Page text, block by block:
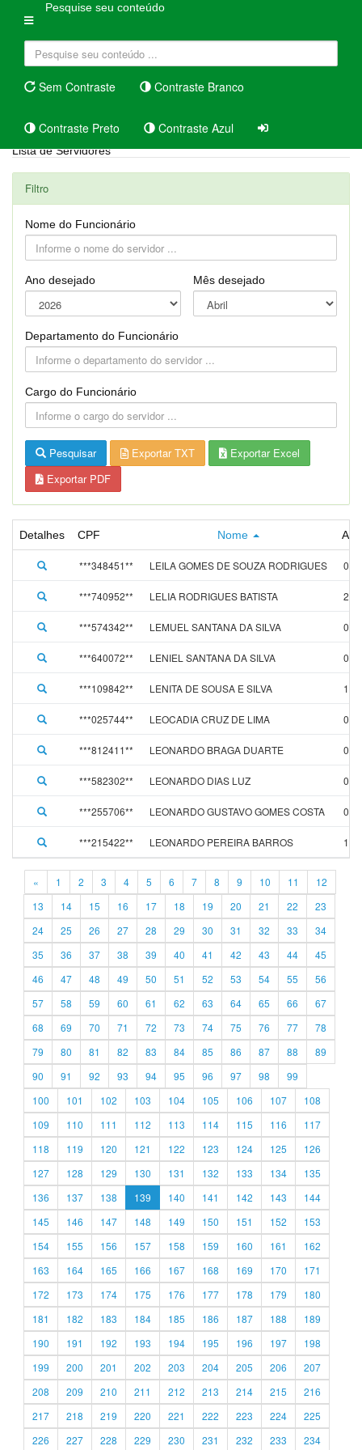
Pesquise seu conteúdo
Sem Contraste Contraste Branco
Contraste Preto Contraste Azul
Lista de Servidores
Filtro
Nome do Funcionário
Ano desejado Mês desejado
Departamento do Funcionário
Cargo do Funcionário
Pesquisar Exportar TXT
Exportar Excel
Exportar PDF
Detalhes CPF Nome
***348451** LEILA GOMES DE SOUZA RODRIGUES 01/
***740952** LELIA RODRIGUES BATISTA 22/
***574342** LEMUEL SANTANA DA SILVA 08/
***640072** LENIEL SANTANA DA SILVA 01/
***109842** LENITA DE SOUSA E SILVA 17/
***025744** LEOCADIA CRUZ DE LIMA 01/
***812411** LEONARDO BRAGA DUARTE 01/
***582302** LEONARDO DIAS LUZ 01/
***255706** LEONARDO GUSTAVO GOMES COSTA 01/
***215422** LEONARDO PEREIRA BARROS 11/
« 1 2 3 4 5 6 7 8 9 10 11
12
13
14 15 16 17 18 19 20 21 22
23
24
25 26 27 28 29 30 31 32 33
34
35
36 37 38 39 40 41 42 43 44
45
46
47 48 49 50 51 52 53 54 55
56
57
58 59 60 61 62 63 64 65 66
67
68
69 70 71 72 73 74 75 76 77
78
79
80 81 82 83 84 85 86 87 88
89
90
91 92 93 94 95 96 97 98
99
100
101 102 103 104 105 106 107
108
109
110 111 112 113 114 115 116
117
118
119 120 121 122 123 124 125
126
127
128 129 130 131 132 133 134
135
136
137 138 139 140 141 142 143
144
145
146 147 148 149 150 151 152
153
154
155 156 157 158 159 160 161
162
163
164 165 166 167 168 169 170
171
172
173 174 175 176 177 178 179
180
181
182 183 184 185 186 187 188
189
190
191 192 193 194 195 196 197
198
199
200 201 202 203 204 205 206
207
208
209 210 211 212 213 214 215
216
217
218 219 220 221 222 223 224
225
226
227 228 229 230 231 232 233 234